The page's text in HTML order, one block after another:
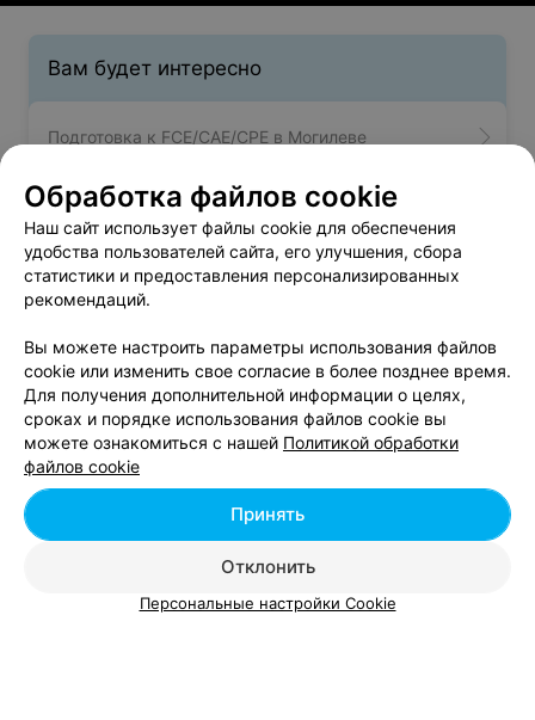
Вам будет интересно
Подготовка к FCE/CAE/CPE в Могилеве
Курсы бариста в Могилеве
Обучение в Могилеве
Добавить компанию
Обработка файлов cookie
Наш сайт использует файлы cookie для обеспечения
удобства пользователей сайта, его улучшения, сбора
статистики и предоставления персонализированных
рекомендаций.
Вы можете настроить параметры использования файлов
cookie или изменить свое согласие в более позднее время.
Для получения дополнительной информации о целях,
сроках и порядке использования файлов cookie вы
можете ознакомиться с нашей Политикой обработки
файлов cookie
Отклонить
Принять
Персональные настройки Cookie